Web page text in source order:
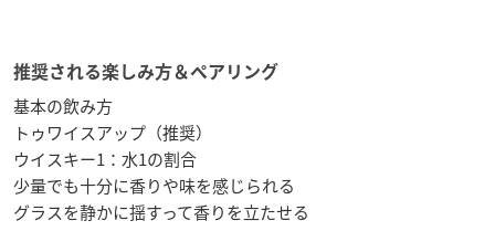
推奨される楽しみ方＆ペアリング
基本の飲み方
トゥワイスアップ（推奨）
ウイスキー1：水1の割合
少量でも十分に香りや味を感じられる
グラスを静かに揺すって香りを立たせる